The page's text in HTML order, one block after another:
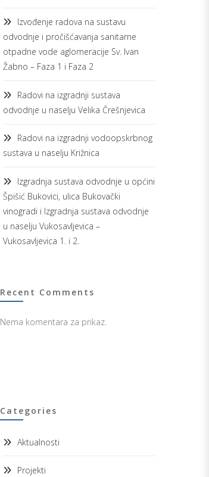
Izvođenje radova na sustavu
odvodnje i pročišćavanja sanitarne
otpadne vode aglomeracije Sv. Ivan
Žabno – Faza 1 i Faza 2
Radovi na izgradnji sustava
odvodnje u naselju Velika Črešnjevica
Radovi na izgradnji vodoopskrbnog
sustava u naselju Križnica
Izgradnja sustava odvodnje u općini
Špišić Bukovici, ulica Bukovački
vinogradi i Izgradnja sustava odvodnje
u naselju Vukosavljevica –
Vukosavljevica 1. i 2.
Recent Comments
Nema komentara za prikaz.
Categories
Aktualnosti
Projekti